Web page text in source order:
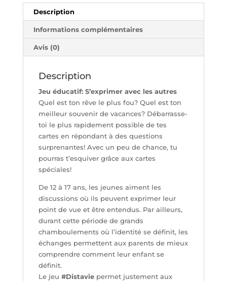
Description
Informations complémentaires
Avis (0)
Description
Jeu éducatif: S’exprimer avec les autres
Quel est ton rêve le plus fou? Quel est ton
meilleur souvenir de vacances? Débarrasse-
toi le plus rapidement possible de tes
cartes en répondant à des questions
surprenantes! Avec un peu de chance, tu
pourras t’esquiver grâce aux cartes
spéciales!
De 12 à 17 ans, les jeunes aiment les
discussions où ils peuvent exprimer leur
point de vue et être entendus. Par ailleurs,
durant cette période de grands
chamboulements où l’identité se définit, les
échanges permettent aux parents de mieux
comprendre comment leur enfant se
définit.
Le jeu #Distaviepermet justement aux